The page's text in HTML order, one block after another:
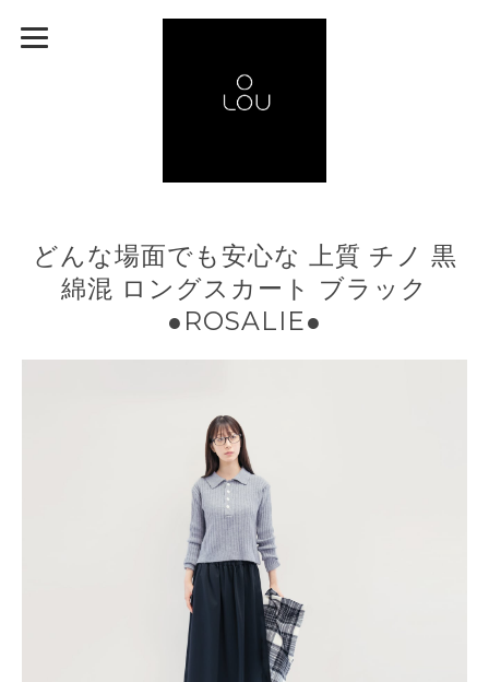
どんな場面でも安心な 上質 チノ 黒
綿混 ロングスカート ブラック
●ROSALIE●